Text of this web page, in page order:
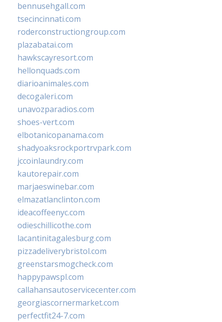
bennusehgall.com
tsecincinnati.com
roderconstructiongroup.com
plazabatai.com
hawkscayresort.com
hellonquads.com
diarioanimales.com
decogaleri.com
unavozparadios.com
shoes-vert.com
elbotanicopanama.com
shadyoaksrockportrvpark.com
jccoinlaundry.com
kautorepair.com
marjaeswinebar.com
elmazatlanclinton.com
ideacoffeenyc.com
odieschillicothe.com
lacantinitagalesburg.com
pizzadeliverybristol.com
greenstarsmogcheck.com
happypawspl.com
callahansautoservicecenter.com
georgiascornermarket.com
perfectfit24-7.com